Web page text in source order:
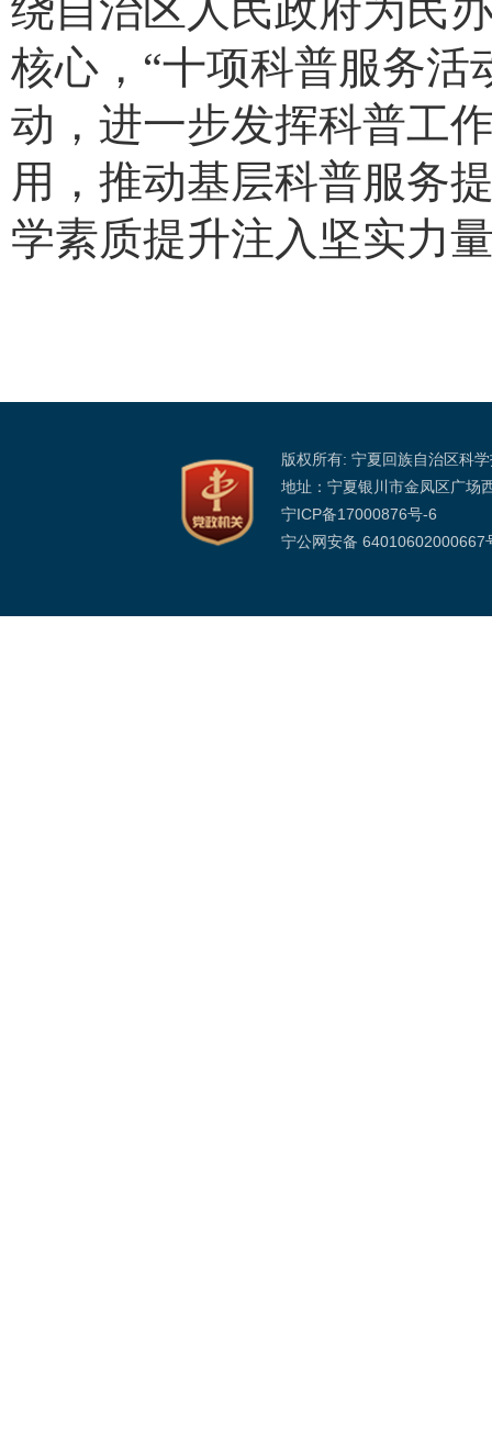
绕自治区人民政府为民
核心，“十项科普服务活
动，进一步发挥科普工
用，推动基层科普服务
学素质提升注入坚实力
版权所有: 宁夏回族自治区科
地址：宁夏银川市金凤区广场
宁ICP备17000876号-6
宁公网安备 64010602000667